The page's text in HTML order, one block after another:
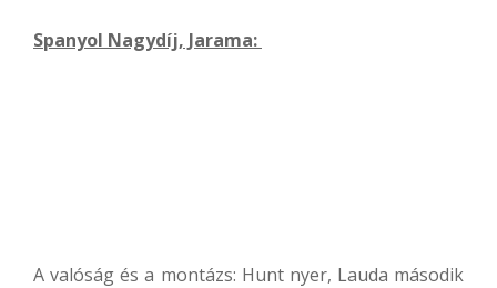
Spanyol Nagydíj, Jarama:
A valóság és a montázs: Hunt nyer, Lauda második